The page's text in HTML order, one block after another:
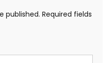
published. Required fields